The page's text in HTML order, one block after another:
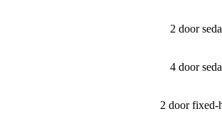
2 door
4 door
2 door fixed-